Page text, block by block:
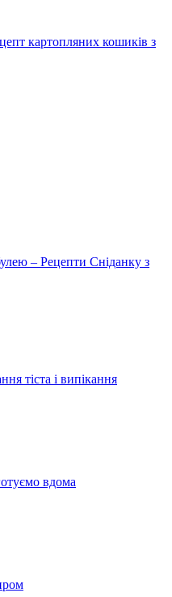
картопляних кошиків з
– Рецепти Сніданку з
тіста і випікання
вдома